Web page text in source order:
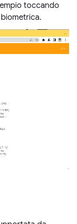
toccando